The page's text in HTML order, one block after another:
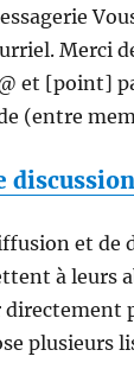
Merci
et [point]
(entre
et de
à leurs
directement
plusieurs